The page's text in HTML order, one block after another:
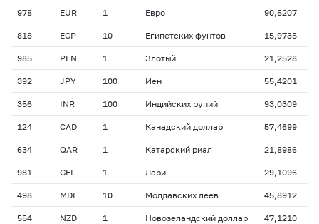
978 EUR 1 Евро 90,5207
818 EGP 10 Египетских фунтов 15,9735
985 PLN 1 Злотый 21,2528
392 JPY 100 Иен 55,4201
356 INR 100 Индийских рупий 93,0309
124 CAD 1 Канадский доллар 57,4699
634 QAR 1 Катарский риал 21,8986
981 GEL 1 Лари 29,1096
498 MDL 10 Молдавских леев 45,8912
554 NZD 1 Новозеландский доллар 47,1210